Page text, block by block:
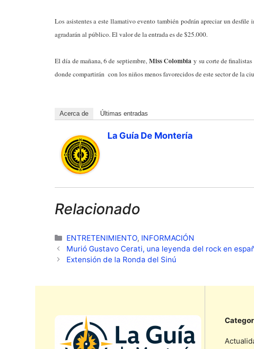
Los asistentes a este llamativo evento también podrán apreciar un desfile
agradarán al público. El valor de la entrada es de $25.000.
El día de mañana, 6 de septiembre, Miss Colombia y su corte de
donde compartirán con los niños menos favorecidos de este sector de la
Acerca de Últimas entradas
La Guía De Montería
Relacionado
Categorías
ENTRETENIMIENTO, INFORMACIÓN
Murió Gustavo Cerati, una leyenda del rock en
Extensión de la Ronda del Sinú